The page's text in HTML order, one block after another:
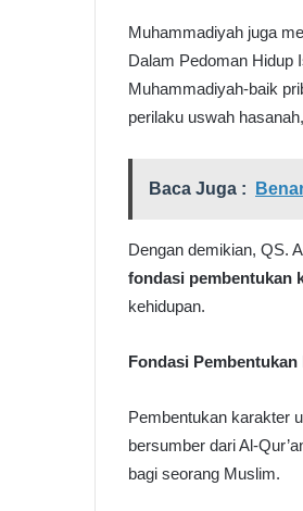
Muhammadiyah juga
Dalam Pedoman Hidup
Muhammadiyah-baik
perilaku uswah
Baca Juga :
Dengan demikian, QS.
fondasi pembentukan
kehidupan.
Fondasi
Pembentukan karakter
bersumber dari Al-
bagi seorang Muslim.